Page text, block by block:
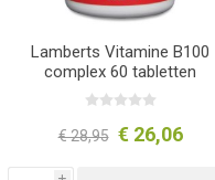
Lamberts Vitamine B100
complex 60 tabletten
€ 28,95 € 26,06
i